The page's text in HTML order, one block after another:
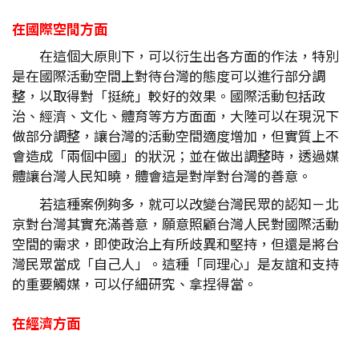
在國際空間方面
在這個大原則下，可以衍生出各方面的作法，特別
是在國際活動空間上對待台灣的態度可以進行部分調
整，以取得對「挺統」較好的效果。國際活動包括政
治、經濟、文化、體育等方方面面，大陸可以在現況下
做部分調整，讓台灣的活動空間適度增加，但實質上不
會造成「兩個中國」的狀況；並在做出調整時，透過媒
體讓台灣人民知曉，體會這是對岸對台灣的善意。
若這種案例夠多，就可以改變台灣民眾的認知－北
京對台灣其實充滿善意，願意照顧台灣人民對國際活動
空間的需求，即使政治上有所歧異和堅持，但還是將台
灣民眾當成「自己人」。這種「同理心」是友誼和支持
的重要觸媒，可以仔細研究、拿捏得當。
在經濟方面